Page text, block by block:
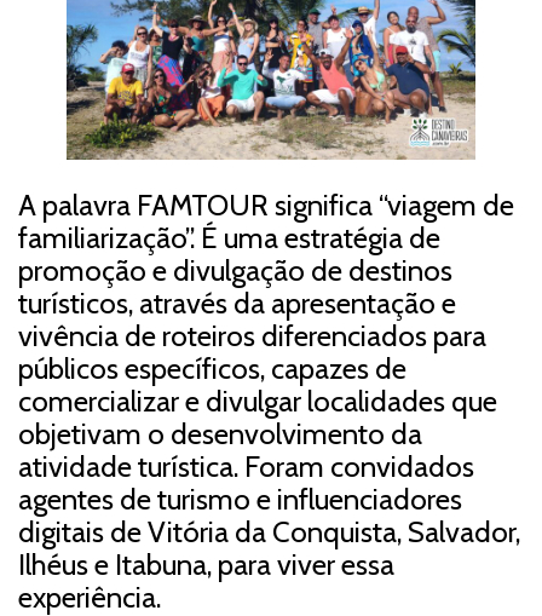
A palavra FAMTOUR significa “viagem de
familiarização”. É uma estratégia de
promoção e divulgação de destinos
turísticos, através da apresentação e
vivência de roteiros diferenciados para
públicos específicos, capazes de
comercializar e divulgar localidades que
objetivam o desenvolvimento da
atividade turística. Foram convidados
agentes de turismo e influenciadores
digitais de Vitória da Conquista, Salvador,
Ilhéus e Itabuna, para viver essa
experiência.